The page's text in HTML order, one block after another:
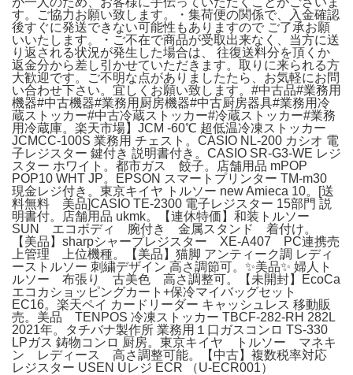
す。ご協力お願い致します。・集荷便の関係で、入金確認
後すぐに発送できない可能性もありますので ご了承お願
いいたします。・ご不在で商品が受取出来なく、当方に送
り返される状況が発生した場合は、 往復送料分を頂くか
返金分から差し引かせていただきます。取りに来られる方
大歓迎です。ご不明な点がありましたたら、お気軽にお問
い合わせ下さい。宜しくお願い致します。#中古品#業務用
機器#中古機器#業務用厨房機器#中古厨房器具#業務用冷
蔵ストッカー#中古冷蔵ストッカー#冷蔵ストッカー#業務
用冷蔵庫。楽天市場】JCM -60℃ 超低温冷凍ストッカー
JCMCC-100S 業務用 チェスト。CASIO NL-200 カシオ 電
子レジスター 鍵付き 説明書付き。CASIO SR-G3-WE レジ
スター ホワイト。都市ガス 餃子。店舗用品 mPOP
POP10 WHT JP。EPSON スマートプリンター TM-m30
現金レジ付き。東京キイヤ トルソー new Amieca 10。[送
料無料 美品]CASIO TE-2300 電子レジスター 15部門 説
明書付。店舗用品 ukmk。【連休特価】和装トルソー
SUN エコボディ 腕付き 金属スタンド 着付け。
【美品】sharpシャープレジスター XE-A407 PC連携売
上管理 上位機種。​【美品】猫脚 アンティーク調 レディ
ーストルソー 刺繍デザイン 高さ調節可。✨美品✨ 婦人ト
ルソー 布張り 古美色 高さ調整可。【未開封】EcoCa
エコカショッピングカート+保冷マイバッグセット
EC16。楽天ペイ カードリーダー キャッシュレス 移動販
売。美品 TENPOS 冷凍ストッカー TBCF-282-RH 282L
2021年。タチバナ製作所 業務用１口ガスコンロ TS-330
LPガス 鋳物コンロ 厨房。東京キイヤ トルソー マネキ
ン レディース 高さ調整可能。【中古】複数税率対応
レジスター USEN Uレジ ECR （U-ECR001）